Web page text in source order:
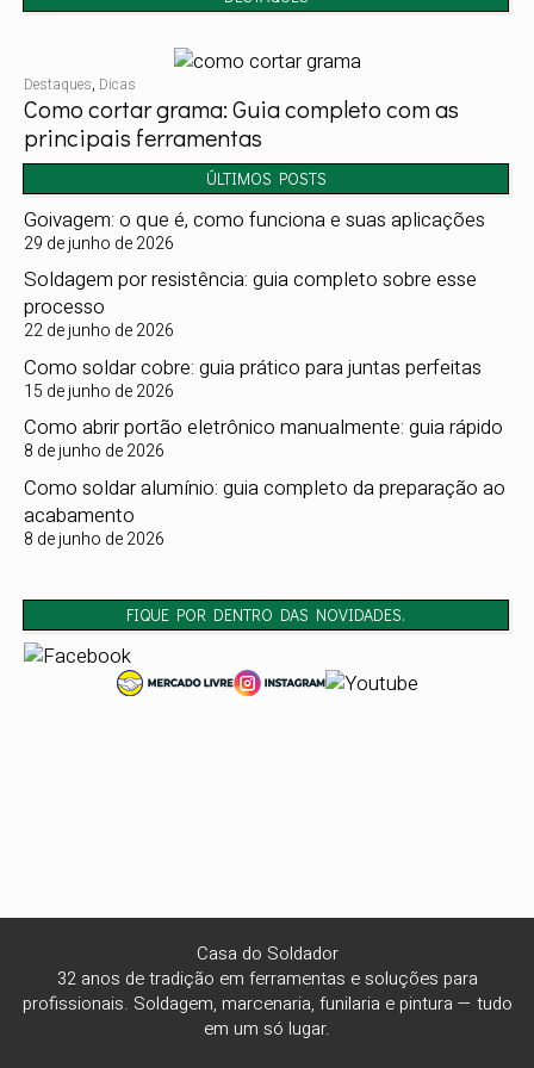
Como cortar grama: Guia completo com as
principais ferramentas
Destaques, Dicas
ÚLTIMOS POSTS
Goivagem: o que é, como funciona e suas aplicações
29 de junho de 2026
Soldagem por resistência: guia completo sobre esse
processo
22 de junho de 2026
Como soldar cobre: guia prático para juntas perfeitas
15 de junho de 2026
Como abrir portão eletrônico manualmente: guia rápido
8 de junho de 2026
Como soldar alumínio: guia completo da preparação ao
acabamento
8 de junho de 2026
FIQUE POR DENTRO DAS NOVIDADES.
Casa do Soldador
32 anos de tradição em ferramentas e soluções para
profissionais. Soldagem, marcenaria, funilaria e pintura — tudo
em um só lugar.